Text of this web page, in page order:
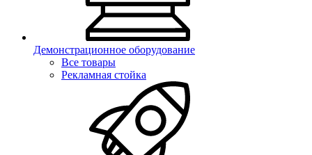
Демонстрационное оборудование
Все товары
Рекламная стойка